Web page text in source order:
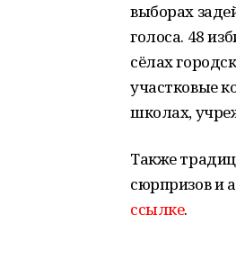
выборах
голоса. 48
сёлах
участковые
школах,
Также
сюрпризов и
ссылке.